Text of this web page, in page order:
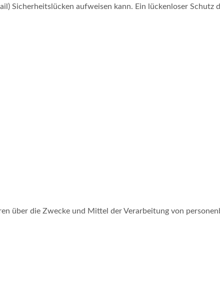
Sicherheitslücken aufweisen kann. Ein lückenloser Schutz
über die Zwecke und Mittel der Verarbeitung von